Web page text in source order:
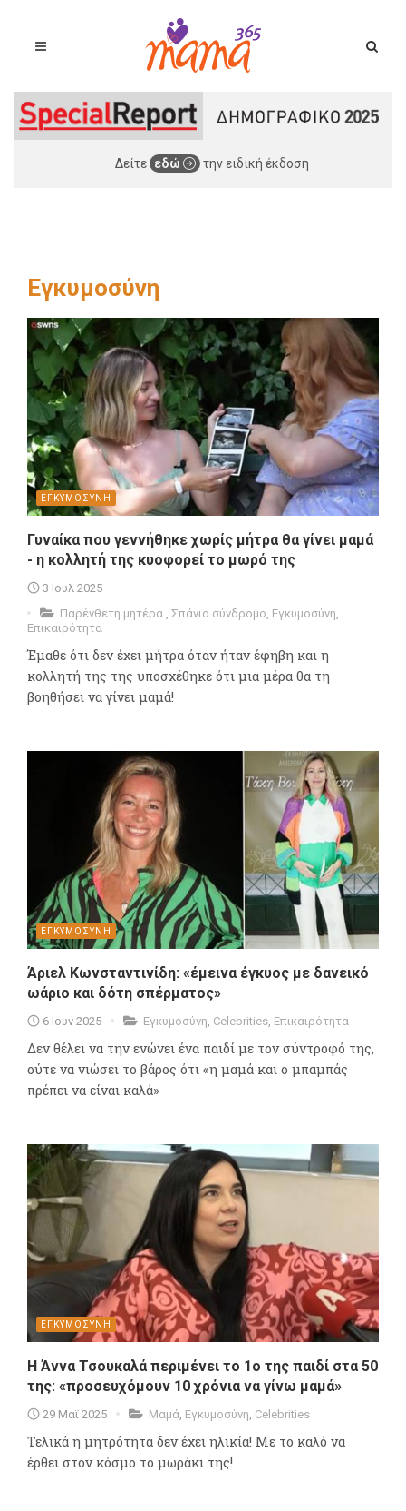
Δείτε εδώ την ειδική έκδοση
Εγκυμοσύνη
ΕΓΚΥΜΟΣΥΝΗ
Γυναίκα που γεννήθηκε χωρίς μήτρα θα γίνει μαμά
- η κολλητή της κυοφορεί το μωρό της
3 Ιουλ 2025
Παρένθετη μητέρα
Σπάνιο σύνδρομο Εγκυμοσύνη
Επικαιρότητα
Έμαθε ότι δεν έχει μήτρα όταν ήταν έφηβη και η
κολλητή της της υποσχέθηκε ότι μια μέρα θα τη
βοηθήσει να γίνει μαμά!
ΕΓΚΥΜΟΣΥΝΗ
Άριελ Κωνσταντινίδη: «έμεινα έγκυος με δανεικό
ωάριο και δότη σπέρματος»
6 Ιουν 2025 Εγκυμοσύνη, Celebrities, Επικαιρότητα
Δεν θέλει να την ενώνει ένα παιδί με τον σύντροφό της,
ούτε να νιώσει το βάρος ότι «η μαμά και ο μπαμπάς
πρέπει να είναι καλά»
ΕΓΚΥΜΟΣΥΝΗ
Η Άννα Τσουκαλά περιμένει το 1ο της παιδί στα 50
της: «προσευχόμουν 10 χρόνια να γίνω μαμά»
29 Μαϊ 2025 Μαμά, Εγκυμοσύνη, Celebrities
Τελικά η μητρότητα δεν έχει ηλικία! Με το καλό να
έρθει στον κόσμο το μωράκι της!